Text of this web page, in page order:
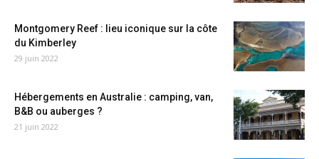
Montgomery Reef : lieu iconique sur la côte
du Kimberley
29 juin 2022
Hébergements en Australie : camping, van,
B&B ou auberges ?
21 juin 2022